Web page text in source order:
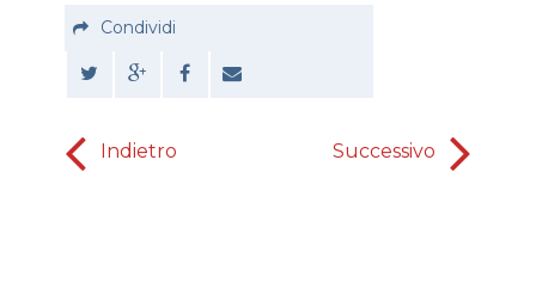
Condividi
Indietro Successivo